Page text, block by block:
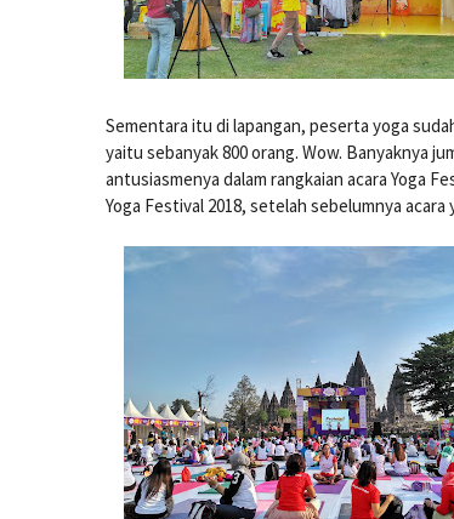
Sementara itu di lapangan, peserta yoga
yaitu sebanyak 800 orang. Wow. Banyaknya
antusiasmenya dalam rangkaian acara Yoga
Yoga Festival 2018, setelah sebelumnya